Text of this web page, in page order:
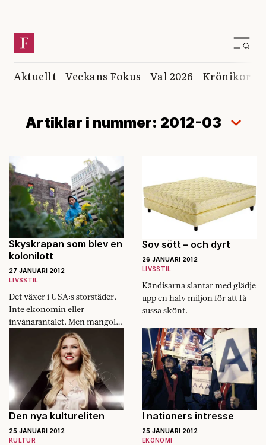
Aktuellt Veckans Fokus Val 2026 Krönikor
Artiklar i nummer: 2012-03
Skyskrapan som blev en
kolonilott
27 JANUARI 2012
LIVSSTIL
Det växer i USA:s storstäder.
Inte ekonomin eller
invånarantalet. Men mangold,
morötter och senap.
Sov sött – och dyrt
26 JANUARI 2012
LIVSSTIL
Kändisarna slantar med glädje
upp en halv miljon för att få
sussa skönt.
Den nya kultureliten
25 JANUARI 2012
KULTUR
I nationers intresse
25 JANUARI 2012
EKONOMI